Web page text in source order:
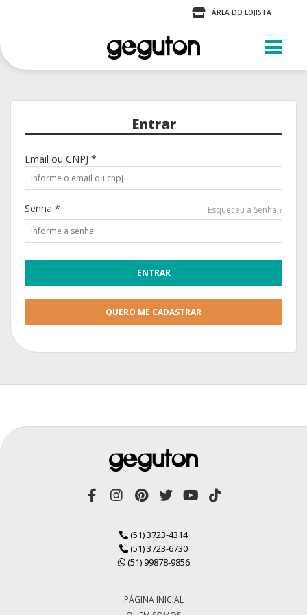
ÁREA DO LOJISTA
Entrar
Email ou CNPJ *
Senha * Esqueceu a Senha ?
QUERO ME CADASTRAR
(51) 3723-4314
(51) 3723-6730
(51) 99878-9856
PÁGINA INICIAL